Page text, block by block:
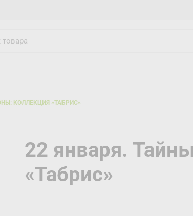
КОЛЛЕКЦИЯ «ТАБРИС»
22 января.
«Табрис»